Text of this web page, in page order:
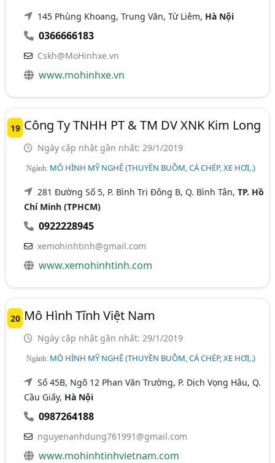
145 Phùng Khoang, Trung Văn, Từ Liêm, Hà Nội
0366666183
Cskh@MoHinhxe.vn
www.mohinhxe.vn
19 Công Ty TNHH PT & TM DV XNK Kim Long
Ngày cập nhật gần nhất: 29/1/2019
Ngành: MÔ HÌNH MỸ NGHỆ (THUYỀN BUỒM, CÁ CHÉP, XE HƠI,.)
281 Đường Số 5, P. Bình Trị Đông B, Q. Bình Tân,TP. Hồ
Chí Minh (TPHCM)
0922228945
xemohinhtinh@gmail.com
www.xemohinhtinh.com
20 Mô Hình Tĩnh Việt Nam
Ngày cập nhật gần nhất: 29/1/2019
Ngành: MÔ HÌNH MỸ NGHỆ (THUYỀN BUỒM, CÁ CHÉP, XE HƠI,.)
Số 45B, Ngõ 12 Phan Văn Trường, P. Dịch Vọng Hâu, Q.
Cầu Giấy, Hà Nội
0987264188
nguyenanhdung761991@gmail.com
www.mohinhtinhvietnam.com